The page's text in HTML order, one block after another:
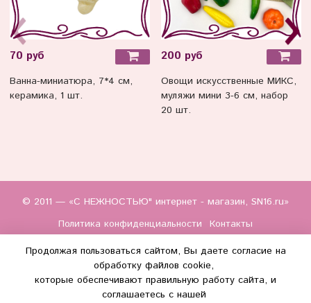
70 руб
Ванна-миниатюра, 7*4 см,
керамика, 1 шт.
200 руб
Овощи искусственные МИКС,
муляжи мини 3-6 см, набор
20 шт.
© 2011 — «С НЕЖНОСТЬЮ" интернет - магазин, SN16.ru»
Политика конфиденциальности
Контакты
Продолжая пользоваться сайтом, Вы даете согласие на
обработку файлов cookie,
которые обеспечивают правильную работу сайта, и
соглашаетесь с нашей